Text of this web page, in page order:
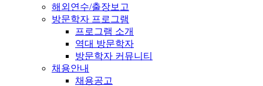
해외연수/출장보고
방문학자 프로그램
프로그램 소개
역대 방문학자
방문학자 커뮤니티
채용안내
채용공고